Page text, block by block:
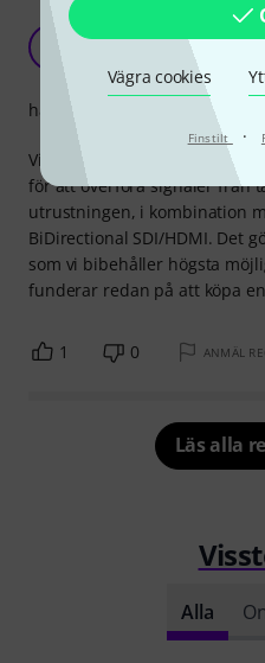
Vägra cookies
Finstilt ·
Utmärkt tillskott till
Preugen
Vi använder den här
för att överföra signaler från
utrustningen, i kombination
BiDirectional SDI/HDMI. Det
som vi bibehåller högsta
funderar redan på att köpa
hantverkskvalitet
1 0 ANMÄL
Läs alla
Alla